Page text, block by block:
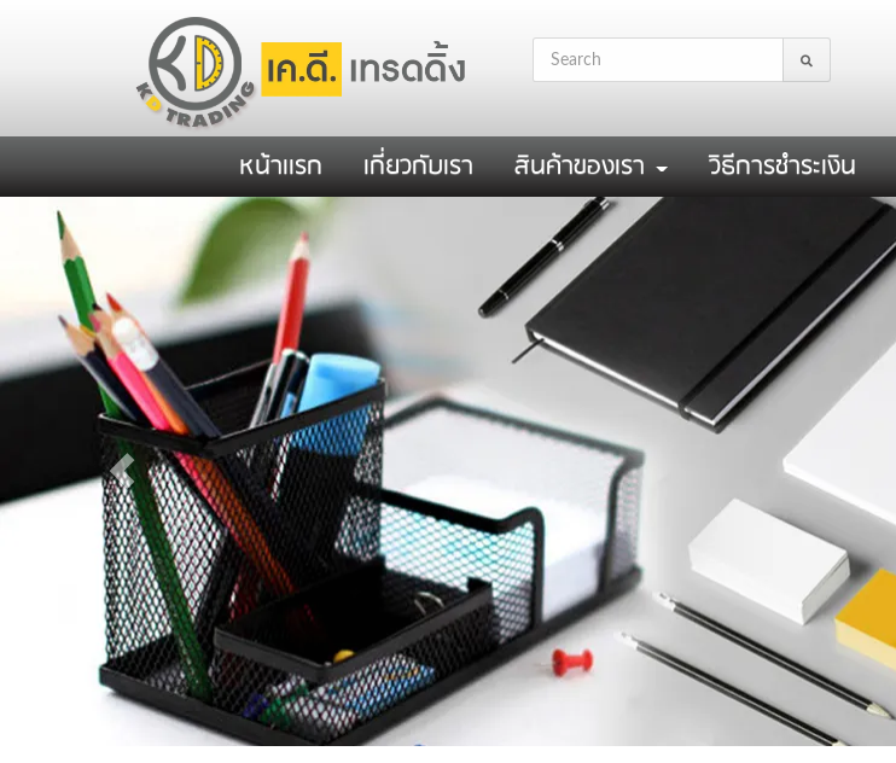
หน้าเเรก เกี่ยวกับเรา สินค้าของเรา วิธีการชำระเงิน